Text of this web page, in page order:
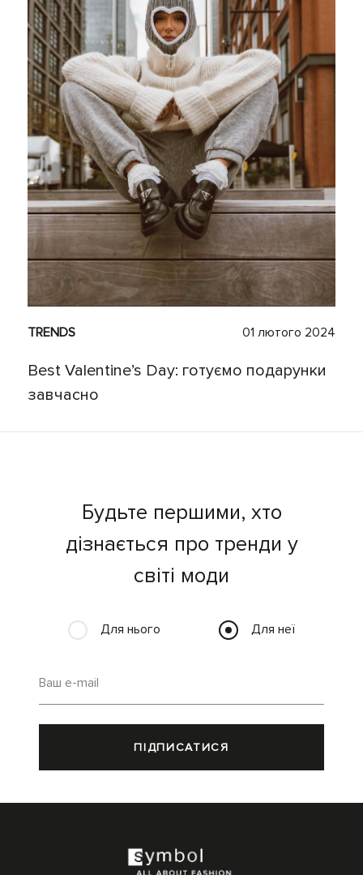
TRENDS 01 лютого 2024
Best Valentine’s Day: готуємо подарунки
завчасно
Будьте першими, хто
дізнається про тренди у
світі моди
Для нього Для неї
Ваш e-mail
ПІДПИСАТИСЯ